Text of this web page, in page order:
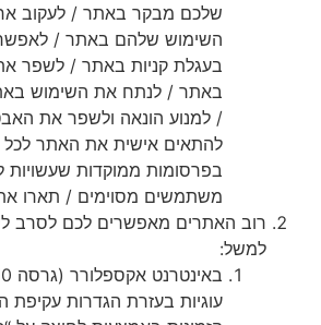
שלכם מבקר באתר / לעקוב
השימוש שלהם באתר / לאפשר
בעגלת קניות באתר / לשפר את
באתר / לנתח את השימוש באתר
/ למנוע הונאה ולשפר את
להתאים אישית את האתר לכל
בפרסומות ממוקדות שעשויות
משתמשים מסוימים / תארו את
רוב האתרים מאפשרים לכם לסרב
למשל:
עוגיות בעזרת הגדרות עקיפת